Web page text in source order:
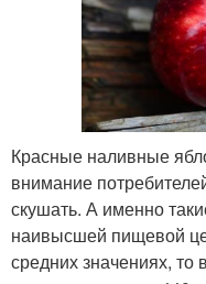
Красные наливные
внимание
скушать. А именно
наивысшей пищевой
средних значениях,